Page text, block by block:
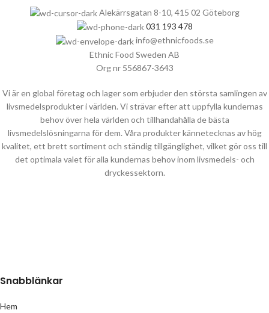
Alekärrsgatan 8-10, 415 02 Göteborg
031 193 478
info@ethnicfoods.se
Ethnic Food Sweden AB
Org nr 556867-3643
Vi är en global företag och lager som erbjuder den största samlingen av
livsmedelsprodukter i världen. Vi strävar efter att uppfylla kundernas
behov över hela världen och tillhandahålla de bästa
livsmedelslösningarna för dem. Våra produkter kännetecknas av hög
kvalitet, ett brett sortiment och ständig tillgänglighet, vilket gör oss till
det optimala valet för alla kundernas behov inom livsmedels- och
dryckessektorn.
Snabblänkar
Hem